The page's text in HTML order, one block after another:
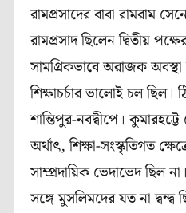
রামপ্রসাদের বাবা রামরাম
রামপ্রসাদ ছিলেন দ্বিতীয়
সামগ্রিকভাবে অরাজক
শিক্ষাচর্চার ভালোই চল
শান্তিপুর-নবদ্বীপে।
অর্থাৎ, শিক্ষা-সংস্কৃতিগত
সাম্প্রদায়িক ভেদাভেদ ছিল
সঙ্গে মুসলিমদের যত না